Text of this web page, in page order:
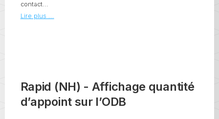
contact...
Lire plus ...
Rapid (NH) - Affichage quantité
d’appoint sur l’ODB